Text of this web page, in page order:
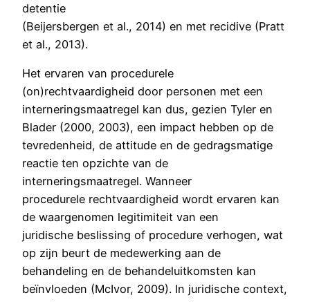
detentie
(Beijersbergen et al., 2014) en met recidive (Pratt
et al., 2013).
Het ervaren van procedurele
(on)rechtvaardigheid door personen met een
interneringsmaatregel kan dus, gezien Tyler en
Blader (2000, 2003), een impact hebben op de
tevredenheid, de attitude en de gedragsmatige
reactie ten opzichte van de
interneringsmaatregel. Wanneer
procedurele rechtvaardigheid wordt ervaren kan
de waargenomen legitimiteit van een
juridische beslissing of procedure verhogen, wat
op zijn beurt de medewerking aan de
behandeling en de behandeluitkomsten kan
beïnvloeden (McIvor, 2009). In juridische context,